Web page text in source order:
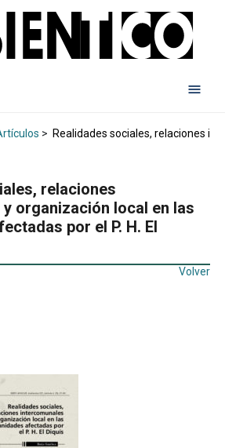
> Realidades sociales, relaciones
relaciones
organización local en las
por el P. H. El
Volver